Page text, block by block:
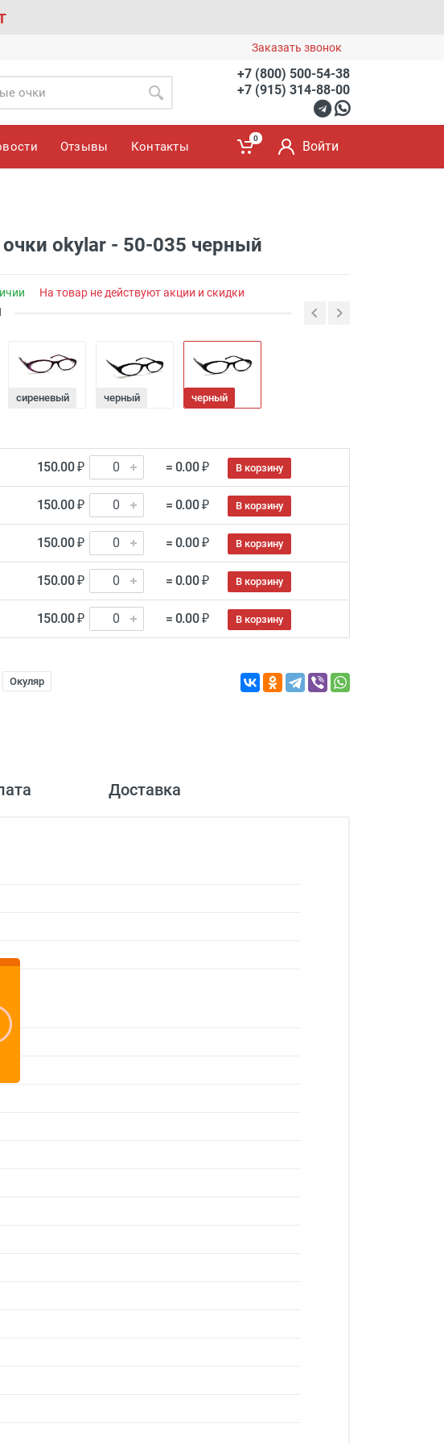
Заказать звонок
+7 (800) 500-54-38
+7 (915) 314-88-00
Отзывы Контакты
0
Войти
okylar - 50-035 черный
На товар не действуют акции и скидки
сиреневый черный черный
150.00 ₽ = 0.00 ₽ В корзину
150.00 ₽ = 0.00 ₽ В корзину
150.00 ₽ = 0.00 ₽ В корзину
150.00 ₽ = 0.00 ₽ В корзину
150.00 ₽ = 0.00 ₽ В корзину
Окуляр
Доставка